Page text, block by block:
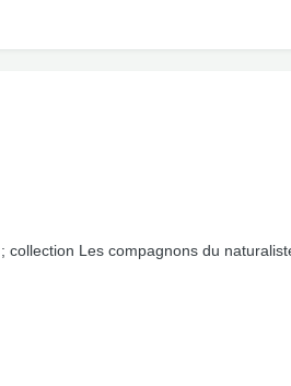
collection Les compagnons du